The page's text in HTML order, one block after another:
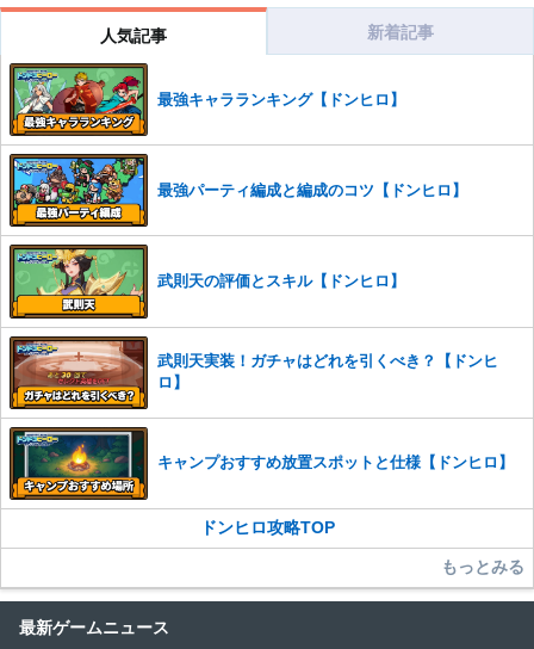
だけますでしょうか。
コメントの削除を申請する
※投稿内容を確認後、順次対応さ
せていただきます。ご了承ください。
※一度削除したコメントは復元ができませんのでご注意くだ
さい。
また、過度な利用規約の違反や、弊社に損害の及ぶ内容の書き込みがあ
った場合は、法的措置をとらせていただく場合もございますので、あら
かじめご理解くださいませ。
人気記事 新着記事
最強キャラランキング【ドンヒロ】
最強パーティ編成と編成のコツ【ドンヒロ】
武則天の評価とスキル【ドンヒロ】
武則天実装！ガチャはどれを引くべき？【ドンヒ
ロ】
キャンプおすすめ放置スポットと仕様【ドンヒロ】
ドンヒロ攻略TOP
もっとみる
最新ゲームニュース